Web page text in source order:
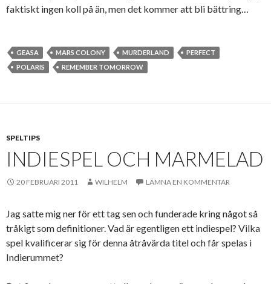
faktiskt ingen koll på än, men det kommer att bli bättring…
GEASA MARS COLONY MURDERLAND
PERFECT
POLARIS
REMEMBER TOMORROW
SPELTIPS
INDIESPEL OCH MARMELAD
20 FEBRUARI 2011 WILHELM LÄMNA EN KOMMENTAR
Jag satte mig ner för ett tag sen och funderade kring något så
tråkigt som definitioner. Vad är egentligen ett indiespel? Vilka
spel kvalificerar sig för denna åtråvärda titel och får spelas i
Indierummet?